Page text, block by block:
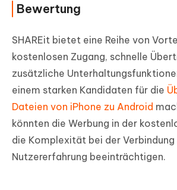
Bewertung
SHAREit bietet eine Reihe von
kostenlosen Zugang, schnelle
zusätzliche
einem starken Kandidaten für die
Dateien von iPhone zu Android
könnten die Werbung in der
die Komplexität bei der
Nutzererfahrung beeinträchtigen.